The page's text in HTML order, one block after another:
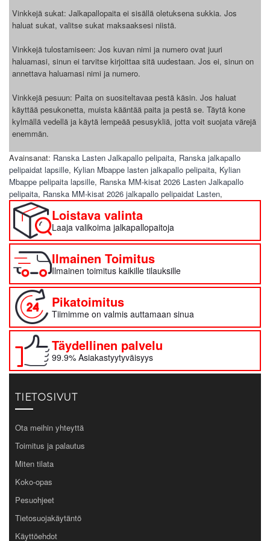
Vinkkejä sukat: Jalkapallopaita ei sisällä oletuksena sukkia. Jos
haluat sukat, valitse sukat maksaaksesi niistä.
Vinkkejä tulostamiseen: Jos kuvan nimi ja numero ovat juuri
haluamasi, sinun ei tarvitse kirjoittaa sitä uudestaan. Jos ei, sinun on
annettava haluamasi nimi ja numero.
Vinkkejä pesuun: Paita on suositeltavaa pestä käsin. Jos haluat
käyttää pesukonetta, muista kääntää paita ja pestä se. Täytä kone
kylmällä vedellä ja käytä lempeää pesusykliä, jotta voit suojata värejä
enemmän.
Avainsanat: Ranska Lasten Jalkapallo pelipaita, Ranska jalkapallo
pelipaidat lapsille, Kylian Mbappe lasten jalkapallo pelipaita, Kylian
Mbappe pelipaita lapsille, Ranska MM-kisat 2026 Lasten Jalkapallo
pelipaita, Ranska MM-kisat 2026 jalkapallo pelipaidat Lasten,
Loistava valinta
Laaja valikoima jalkapallopaitoja
Ilmainen Toimitus
Ilmainen toimitus kaikille tilauksille
Pikatoimitus
Tiimimme on valmis auttamaan sinua
Täydellinen palvelu
99.9% Asiakastyytyväisyys
TIETOSIVUT
Ota meihin yhteyttä
Toimitus ja palautus
Miten tilata
Koko-opas
Pesuohjeet
Tietosuojakäytäntö
Käyttöehdot